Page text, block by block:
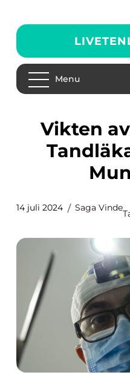
Menu
Vikten av en Pålitlig
14 juli 2024 Saga Vinde